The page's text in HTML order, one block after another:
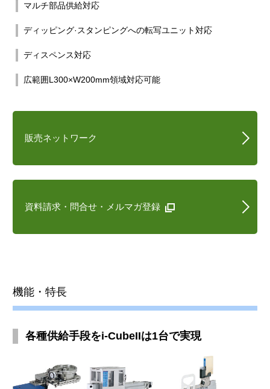
マルチ部品供給対応
ディッピング·スタンピングへの転写ユニット対応
ディスペンス対応
広範囲L300×W200mm領域対応可能
販売ネットワーク
資料請求・問合せ・メルマガ登録
機能・特長
各種供給手段をi-CubeIIは1台で実現